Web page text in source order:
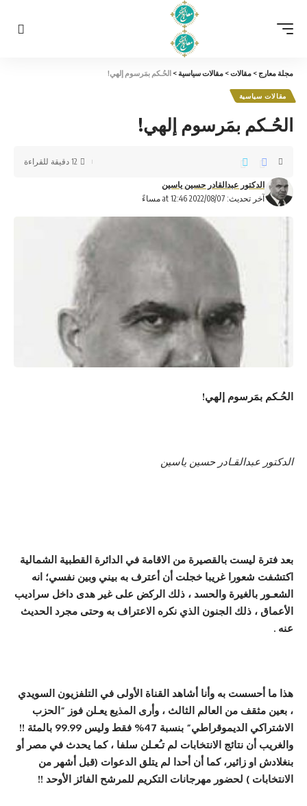
مجلة معارج> مقالات> مقالات سياسية> الحُـكم بمَرسوم إلهي!
مقالات سياسية
الحُـكم بمَرسوم إلهي!
آخر تحديث: 2022/08/07 at 12:46 مساءً
الدكتور عبدالقادر حسين ياسين
12 دقيقة للقراءة
الحُـكم بمرسوم إلهي!
الدكتور عبدالقـادر حسين ياسين
بعد فترة ليست بالقصير ة من الاقامة في الدائرة القطبية الشمالية
اكتشفت شعورا غريبا خجلت أن أعترف به بيني وبين نفسي؛ انه
الشعـور بالغير ة والحسد ، ذلك الركض على غير هدى داخل سراديب
العماق ، ذلك الجنون الذي نكره الاعتراف به وحتى مجرد الحديث
عنه .
هذا ما أحسست به وأنا أشاهد القناة الولى في التلفزيون السويدي
، بعين مثقف من العالم الثالث ، وأرى المذيع يعـلن فوز “الحزب
الاشتراكي الديموقراطي“ بنسبة 47% فقط وليس 99.99 بالمئ ة !!
والغريب أن نتائج الانتخابات لم تـُعـلن سلفا ، كما يحدث في مصر أو
بنغلادش او زائير ، كما أن أحدا لم يتلق الدعوات (قبل أشهر من
الانتخابات ) لحضور مهرجانات التكريم للمرشح الفائز الوحد !!